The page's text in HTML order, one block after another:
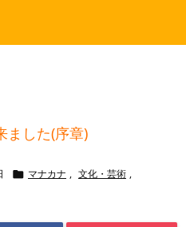
ました(序章)
 マナカナ , 文化・芸術 ,